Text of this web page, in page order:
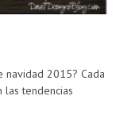
navidad 2015? Cada
las tendencias